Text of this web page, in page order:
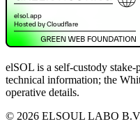
elSOL is a self-custody
technical information; the
operative details.
© 2026 ELSOUL LABO